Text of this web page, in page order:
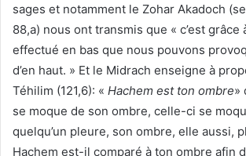
sages et notamment le Zohar Akadoch
88,a) nous ont transmis que « c’est grâce
effectué en bas que nous pouvons
d’en haut. » Et le Midrach enseigne à
Téhilim (121,6): « Hachem est ton ombre»
se moque de son ombre, celle-ci se
quelqu’un pleure, son ombre, elle aussi,
Hachem est-il comparé à ton ombre afin